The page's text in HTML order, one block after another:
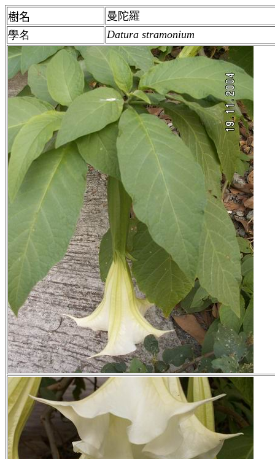
樹名
曼陀羅
學名
Datura stramonium